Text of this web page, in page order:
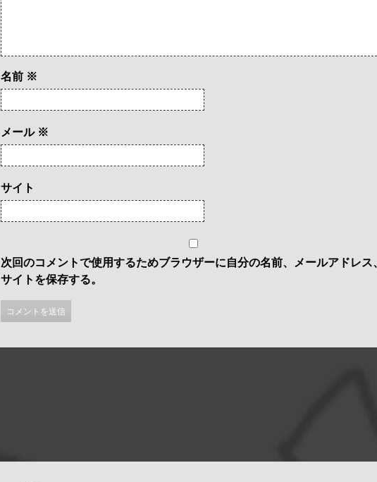
名前 ※
メール ※
サイト
次回のコメントで使用するためブラウザーに自分の名前、メールアドレス
サイトを保存する。